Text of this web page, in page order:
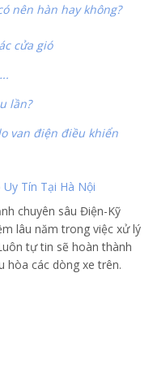
nên hàn hay không?
cửa gió
lần?
van điện điều khiển
Tín Tại Hà Nội
chuyên sâu Điện-Kỹ
lâu năm trong việc xử lý
tự tin sẽ hoàn thành
hòa các dòng xe trên.